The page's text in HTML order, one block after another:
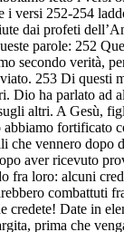
i versi 252-254
dai profeti
parole: 252
secondo verità,
253 Di questi
Dio ha parlato ad
altri. A Gesù,
fortificato
che vennero dopo
aver ricevuto
fra loro: alcuni
combattuti
credete! Date in
prima che